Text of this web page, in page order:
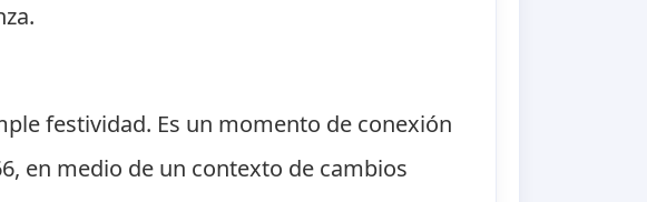
festividad. Es un momento de conexión
en medio de un contexto de cambios